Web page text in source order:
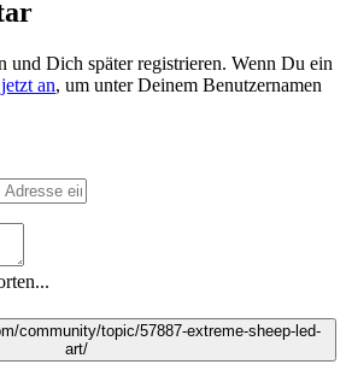
und Dich später registrieren. Wenn Du ein
an, um unter Deinem Benutzernamen
community/topic/57887-extreme-sheep-led-
art/